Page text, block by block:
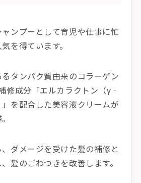
ンプーとして育児や仕事に忙
を得ています。
タンパク質由来のコラーゲン
修成分「エルカラクトン（γ‐
を配合した美容液クリームが
ダメージを受けた髪の補修と
髪のごわつきを改善します。